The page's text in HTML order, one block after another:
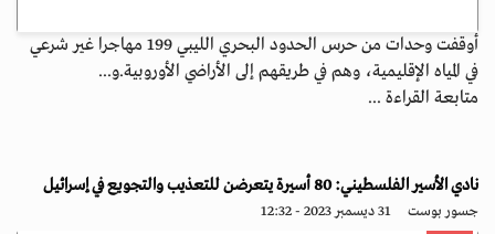
أوقفت وحدات من حرس الحدود البحري الليبي 199 مهاجرا غير شرعي
في المياه ‏الإقليمية، وهم في طريقهم إلى الأراضي الأوروبية.‏و...
متابعة القراءة ...
نادي الأسير الفلسطيني: 80 أسيرة يتعرضن للتعذيب والتجويع في إسرائيل
جسور بوست 31 ديسمبر 2023 - 12:32